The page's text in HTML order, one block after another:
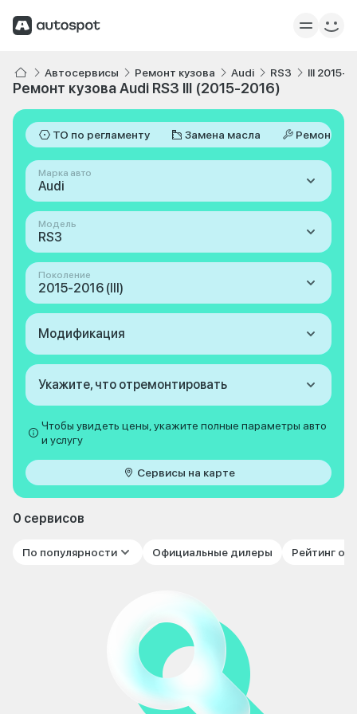
Автосервисы Ремонт кузова Audi RS3 III 2015-
Ремонт кузова Audi RS3 III (2015-2016)
ТО по регламенту Замена масла Ремонт
Марка авто
Audi
Модель
RS3
Поколение
2015-2016 (III)
Модификация
Укажите, что отремонтировать
Чтобы увидеть цены, укажите полные параметры авто
и услугу
Сервисы на карте
0 сервисов
По популярности Официальные дилеры Рейтинг